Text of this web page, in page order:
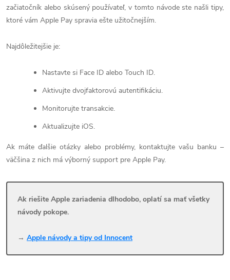
začiatočník alebo skúsený používateľ, v tomto návode ste našli tipy,
ktoré vám Apple Pay spravia ešte užitočnejším.
Najdôležitejšie je:
Nastavte si Face ID alebo Touch ID.
Aktivujte dvojfaktorovú autentifikáciu.
Monitorujte transakcie.
Aktualizujte iOS.
Ak máte ďalšie otázky alebo problémy, kontaktujte vašu banku –
väčšina z nich má výborný support pre Apple Pay.
Ak riešite Apple zariadenia dlhodobo, oplatí sa mať všetky
návody pokope.
→ Apple návody a tipy od Innocent